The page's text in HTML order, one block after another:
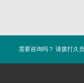
需要咨询吗？ 请拨打久